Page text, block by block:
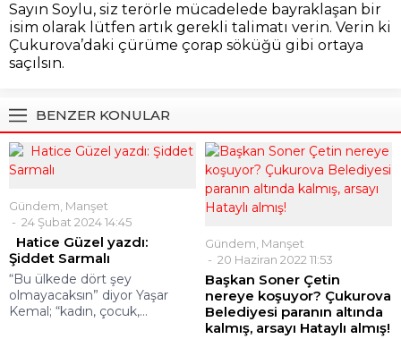
Sayın Soylu, siz terörle mücadelede bayraklaşan bir
isim olarak lütfen artık gerekli talimatı verin. Verin ki
Çukurova’daki çürüme çorap söküğü gibi ortaya
saçılsın.
BENZER KONULAR
Gündem Manşet
24 Şubat 2024 14:45
Hatice Güzel yazdı:
Şiddet Sarmalı
“Bu ülkede dört şey
olmayacaksın” diyor Yaşar
Kemal; “kadın, çocuk,...
Gündem Manşet
20 Haziran 2022 11:53
Başkan Soner Çetin
nereye koşuyor? Çukurova
Belediyesi paranın altında
kalmış, arsayı Hataylı almış!